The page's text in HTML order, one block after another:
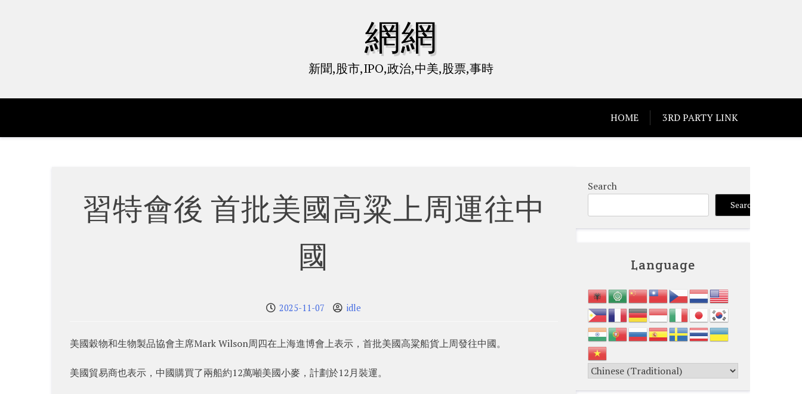
網網
新聞,股市,IPO,政治,中美,股票,事時
HOME 3RD PARTY LINK
習特會後 首批美國高粱上周運往中
國
2025-11-07 idle
美國穀物和生物製品協會主席Mark Wilson周四在上海進博會上表示，首批美國高粱船貨上周發往中國。
美國貿易商也表示，中國購買了兩船約12萬噸美國小麥，計劃於12月裝運。
Search
Search
Language